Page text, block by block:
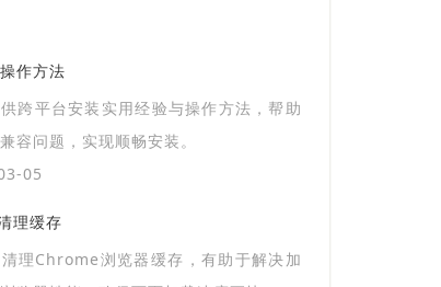
作方法
跨平台安装实用经验与操作方法，帮助
容问题，实现顺畅安装。
05
理缓存
理Chrome浏览器缓存，有助于解决加